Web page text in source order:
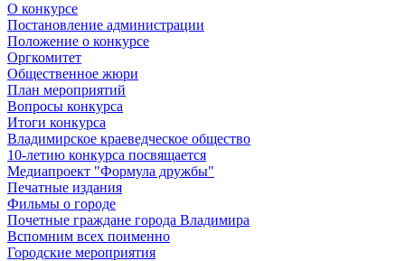
О конкурсе
Постановление администрации
Положение о конкурсе
Оргкомитет
Общественное жюри
План мероприятий
Вопросы конкурса
Итоги конкурса
Владимирское краеведческое общество
10-летию конкурса посвящается
Медиапроект "Формула дружбы"
Печатные издания
Фильмы о городе
Почетные граждане города Владимира
Вспомним всех поименно
Городские мероприятия